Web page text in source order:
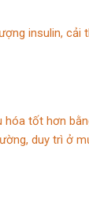
insulin, cải
hóa tốt hơn
duy trì ở